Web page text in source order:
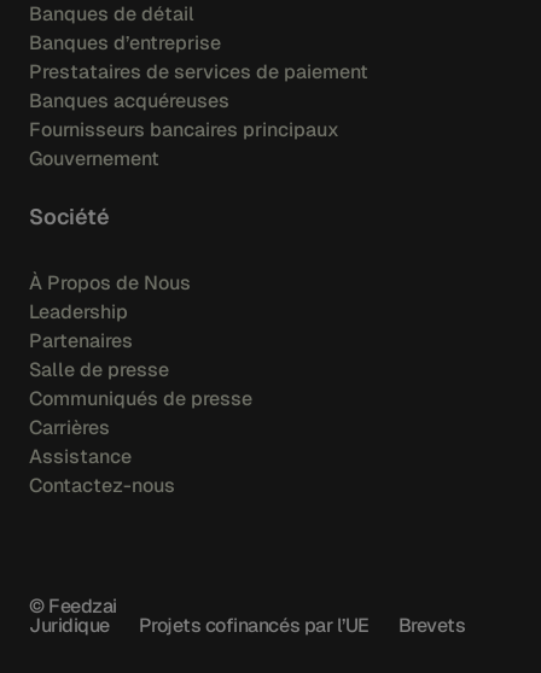
Banques de détail
Banques d’entreprise
Prestataires de services de paiement
Banques acquéreuses
Fournisseurs bancaires principaux
Gouvernement
Société
À Propos de Nous
Leadership
Partenaires
Salle de presse
Communiqués de presse
Carrières
Assistance
Contactez-nous
© Feedzai
Juridique Projets cofinancés par l’UE Brevets